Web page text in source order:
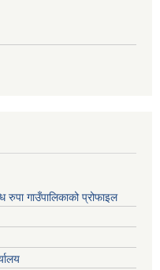
रुपा गाउँपालिकाको प्रोफाइल